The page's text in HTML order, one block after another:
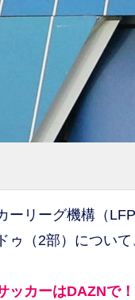
リーグ機構（
ゥ（2部）につい
ッカーはDAZNで！